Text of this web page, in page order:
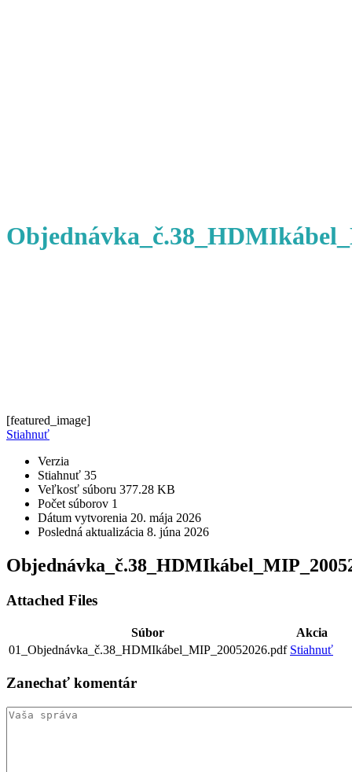
[featured_image]
Stiahnuť
Verzia
Stiahnuť 35
Veľkosť súboru 377.28 KB
Počet súborov 1
Dátum vytvorenia 20. mája 2026
Posledná aktualizácia 8. júna 2026
Attached Files
Súbor
Akcia
01_Objednávka_č.38_HDMIkábel_MIP_20052026.pdf Stiahnuť
Zanechať komentár